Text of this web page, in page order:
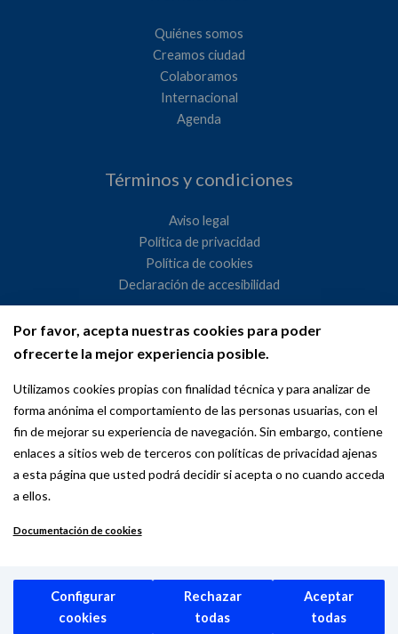
Por favor, acepta nuestras cookies para poder
ofrecerte la mejor experiencia posible.
Utilizamos cookies propias con finalidad técnica y para analizar de
forma anónima el comportamiento de las personas usuarias, con el
fin de mejorar su experiencia de navegación. Sin embargo, contiene
enlaces a sitios web de terceros con políticas de privacidad ajenas
a esta página que usted podrá decidir si acepta o no cuando acceda
a ellos.
Documentación de cookies
Configurar
cookies
Rechazar
todas
Aceptar
todas
Quiénes somos
Creamos ciudad
Colaboramos
Internacional
Agenda
Términos y condiciones
Aviso legal
Política de privacidad
Política de cookies
Declaración de accesibilidad
Ayuntamiento de Madrid
WeMadrid es un sitio web del Ayuntamiento de Madrid
dedicado a las relaciones institucionales y la actividad
internacional del Alcalde. ​
Madrid